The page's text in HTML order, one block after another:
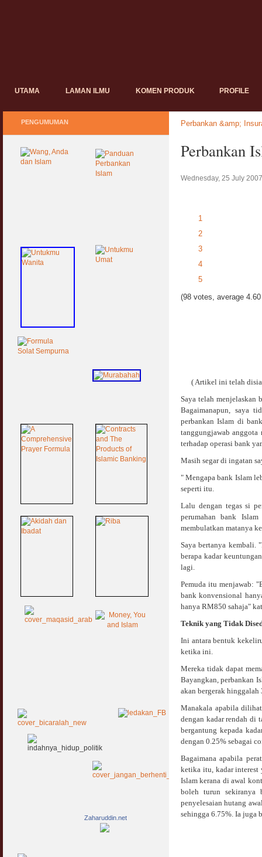
UTAMA LAMAN ILMU KOMEN PRODUK PROFILE
Perbankan &amp;
Perbankan
Wednesday, 25 July
1
2
3
4
5
(98 votes, average
( Artikel ini telah
Saya telah menjelaskan
Bagaimanapun, saya
perbankan Islam di
tanggungjawab anggota
terhadap operasi bank
Masih segar di ingatan
" Mengapa bank Islam
seperti itu.
Lalu dengan tegas si
perumahan bank
membulatkan matanya
Saya bertanya kembali.
berapa kadar
lagi.
Pemuda itu menjawab:
bank konvensional
hanya RM850 sahaja"
Teknik yang Tidak
Ini antara bentuk
ketika ini.
Mereka tidak dapat
Bayangkan, perbankan
akan bergerak
Manakala apabila
dengan kadar rendah di
bergantung kepada
dengan 0.25% sebagai
Bagaimana apabila
ketika itu, kadar interest
Islam kerana di awal
boleh turun sekiranya
penyelesaian hutang
sehingga 6.75%. Ia juga
PENGUMUMAN
Zaharuddin.net